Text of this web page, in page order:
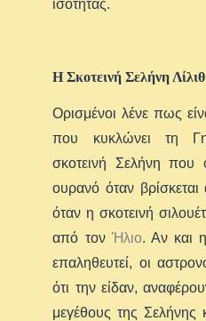
ισότητας.
Η Σκοτεινή Σελήνη Λίλιθ
Ορισμένοι λένε πως
που κυκλώνει τη
σκοτεινή Σελήνη που
ουρανό όταν
όταν η σκοτεινή
από τον Ήλιο. Αν και
επαληθευτεί, οι
ότι την είδαν,
μεγέθους της Σελήνης